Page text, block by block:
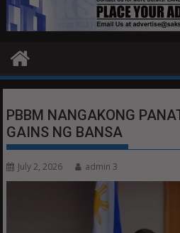
PBBM NANGAKONG
GAINS NG BANSA
July 2, 2026 admin 3